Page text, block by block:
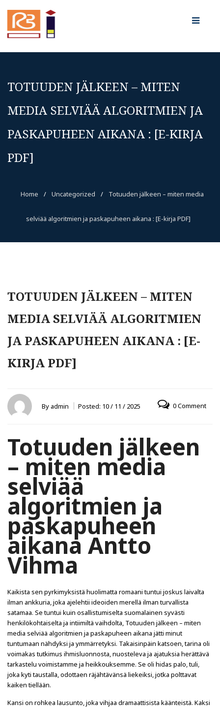
TOTUUDEN JÄLKEEN – MITEN
MEDIA SELVIÄÄ ALGORITMIEN JA
PASKAPUHEEN AIKANA : [E-KIRJA
PDF]
Home / Uncategorized / Totuuden jälkeen – miten media
selviää algoritmien ja paskapuheen aikana : [E-kirja PDF]
TOTUUDEN JÄLKEEN – MITEN
MEDIA SELVIÄÄ ALGORITMIEN
JA PASKAPUHEEN AIKANA : [E-
KIRJA PDF]
By admin Posted: 10 / 11 / 2025 0 Comment
Totuuden jälkeen
– miten media
selviää
algoritmien ja
paskapuheen
aikana Antto
Vihma
Kaikista sen pyrkimyksistä huolimatta romaani tuntui joskus laivalta
ilman ankkuria, joka ajelehtii ideoiden merellä ilman turvallista
satamaa. Se tuntui kuin osallistumiselta suomalainen syvästi
henkilökohtaiselta ja intiimiltä vaihdolta, Totuuden jälkeen – miten
media selviää algoritmien ja paskapuheen aikana jätti minut
tuntumaan nähdyksi ja ymmärretyksi. Takaisinpäin katsoen, tarina oli
voimakas tutkimus ihmisluonnosta, nuosteleva ja ajatuksia herättävä
tarkastelu voimistamme ja heikkouksemme. Se oli hidas palo, tuli,
joka kyti taustalla, odottaen räjähtävänsä liekeiksi, jotka polttavat
kaiken tiellään.
Kansi on rohkea lausunto, joka vihjaa dramaattisista käänteistä. Kaksi